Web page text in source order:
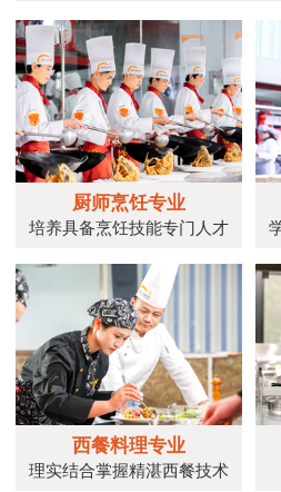
厨师烹饪专业
培养具备烹饪技能专门人才
西餐料理专业
理实结合掌握精湛西餐技术